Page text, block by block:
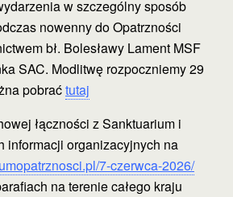
w szczególny sposób
nowenny do Opatrzności
bł. Bolesławy Lament MSF
SAC. Modlitwę rozpoczniemy 29
pobraćtutaj
łączności z Sanktuarium i
informacji organizacyjnych na
7-czerwca-2026/
na terenie całego kraju